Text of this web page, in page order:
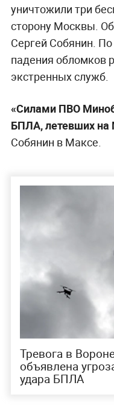
уничтожили три
сторону Москвы.
Сергей Собянин.
падения обломков
экстренных служб.
«Силами ПВО
БПЛА, летевших на
Собянин в Максе.
Тревога в
объявлена
удара БПЛА